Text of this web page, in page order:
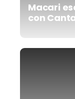
Macari
con